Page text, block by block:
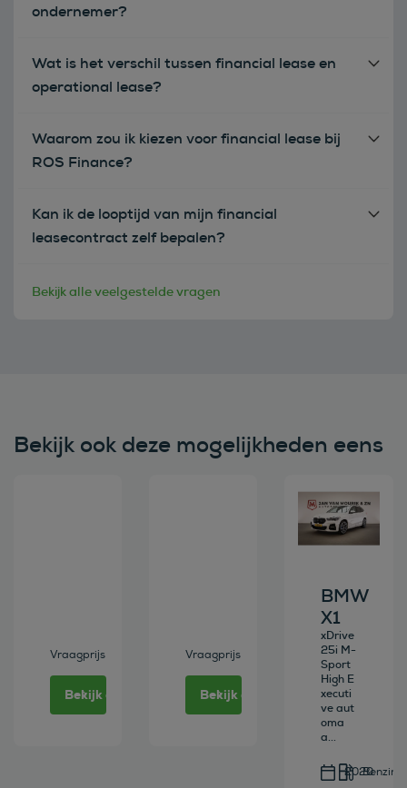
ondernemer?
Wat is het verschil tussen financial lease en
operational lease?
Waarom zou ik kiezen voor financial lease bij
ROS Finance?
Kan ik de looptijd van mijn financial
leasecontract zelf bepalen?
Bekijk alle veelgestelde vragen
Bekijk ook deze mogelijkheden eens
Vraagprijs
Bekijk deze auto
Vraagprijs
Bekijk deze auto
Bekijk deze
BMW
X1
xDrive
25i M-
Sport
High E
xecuti
ve aut
oma
a...
2020Benzine